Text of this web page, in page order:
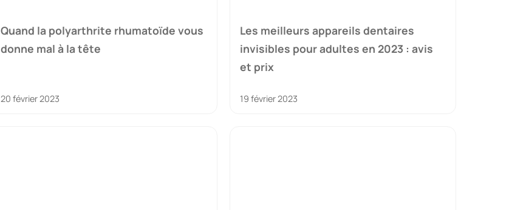
Quand la polyarthrite rhumatoïde vous
donne mal à la tête
20 février 2023
Les meilleurs appareils dentaires
invisibles pour adultes en 2023 : avis
et prix
19 février 2023